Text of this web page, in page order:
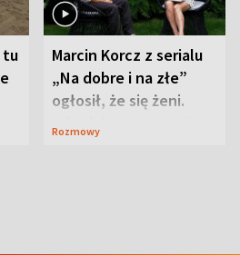
tu
Marcin Korcz z serialu
„Na dobre i na złe”
ogłosił, że się żeni.
Zdradził, co zmienił
Rozmowy